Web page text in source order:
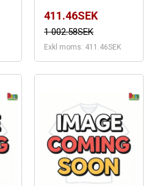
411.46SEK
1 002.58SEK
Exkl moms: 411.46SEK